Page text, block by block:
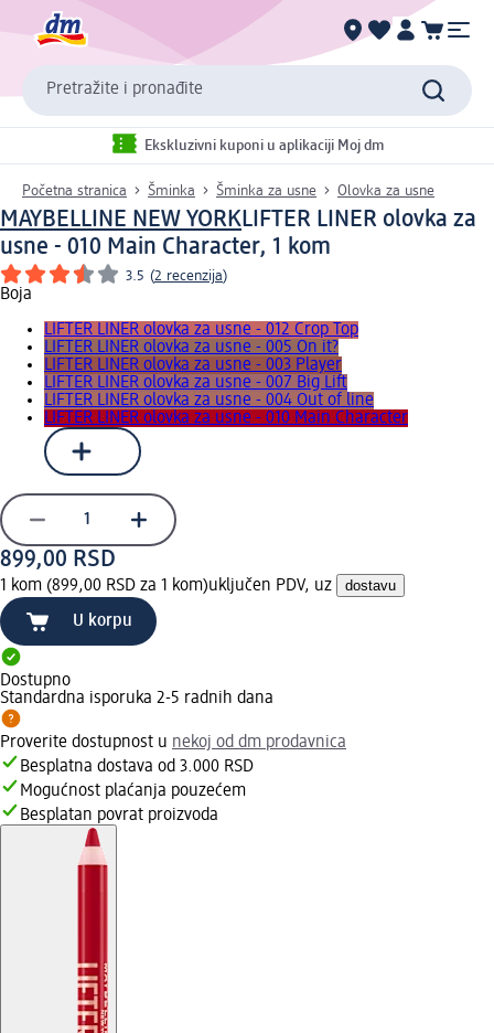
Pretražite i pronađite
Ekskluzivni kuponi u aplikaciji Moj dm
Početna stranica Šminka Šminka za usne Olovka za usne
MAYBELLINE NEW YORKLIFTER LINER olovka za
usne - 010 Main Character, 1 kom
3.5 (2 recenzija)
Boja
LIFTER LINER olovka za usne - 012 Crop Top
LIFTER LINER olovka za usne - 005 On it?
LIFTER LINER olovka za usne - 003 Player
LIFTER LINER olovka za usne - 007 Big Lift
LIFTER LINER olovka za usne - 004 Out of line
LIFTER LINER olovka za usne - 010 Main Character
899,00 RSD
1 kom (899,00 RSD za 1 kom)uključen PDV, uz dostavu
U korpu
Dostupno
Standardna isporuka 2-5 radnih dana
Proverite dostupnost u nekoj od dm prodavnica
Besplatna dostava od 3.000 RSD
Mogućnost plaćanja pouzećem
Besplatan povrat proizvoda